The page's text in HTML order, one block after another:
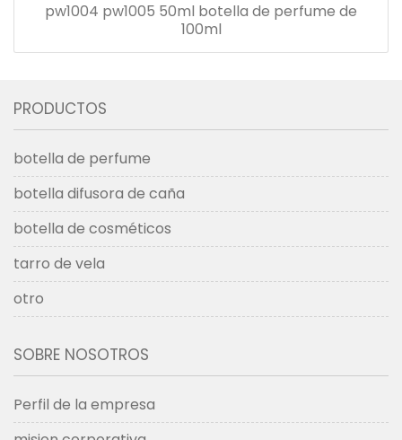
pw1004 pw1005 50ml botella de perfume de
100ml
PRODUCTOS
botella de perfume
botella difusora de caña
botella de cosméticos
tarro de vela
otro
SOBRE NOSOTROS
Perfil de la empresa